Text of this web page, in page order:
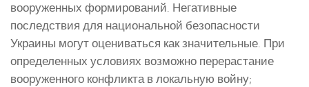
вооруженных формирований. Негативные
последствия для национальной безопасности
Украины могут оцениваться как значительные. При
определенных условиях возможно перерастание
вооруженного конфликта в локальную войну;